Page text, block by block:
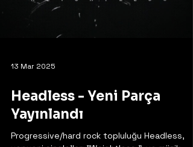
Load video